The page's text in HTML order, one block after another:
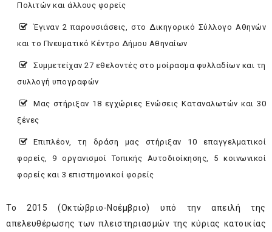
Πολιτών και άλλους φορείς
Έγιναν 2 παρουσιάσεις, στο Δικηγορικό Σύλλογο Αθηνών
και το Πνευματικό Κέντρο Δήμου Αθηναίων
Συμμετείχαν 27 εθελοντές στο μοίρασμα φυλλαδίων και τη
συλλογή υπογραφών
Μας στήριξαν 18 εγχώριες Ενώσεις Καταναλωτών και 30
ξένες
Επιπλέον, τη δράση μας στήριξαν 10 επαγγελματικοί
φορείς, 9 οργανισμοί Τοπικής Αυτοδιοίκησης, 5 κοινωνικοί
φορείς και 3 επιστημονικοί φορείς
Το 2015 (Οκτώβριο-Νοέμβριο) υπό την απειλή της
απελευθέρωσης των πλειστηριασμών της κύριας κατοικίας